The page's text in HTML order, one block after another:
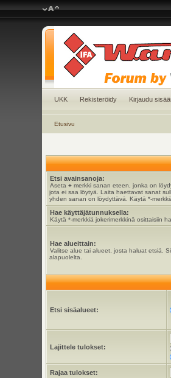
UKK Rekisteröidy Kirjaudu
Etusivu
Etsi avainsanoja:
Aseta +merkki sanan eteen, jonka on
jota ei saa löytyä. Laita haettavat sanat
yhden sanan on löydyttävä. Käytä *-
Hae käyttäjätunnuksella:
Käytä *-merkkiä jokerimerkkinä osittaisiin
Hae alueittain:
Valitse alue tai alueet, josta haluat etsiä.
alapuolelta.
Etsi sisäalueet:
Lajittele tulokset:
Rajaa tulokset: